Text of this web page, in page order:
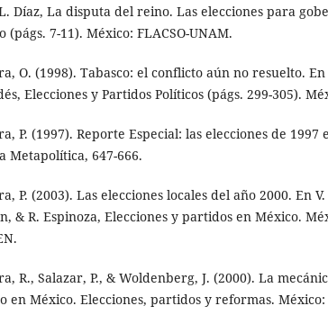
Díaz, La disputa del reino. Las elecciones para
(págs. 7-11). México: FLACSO-UNAM.
O. (1998). Tabasco: el conflicto aún no resuelto.
Elecciones y Partidos Políticos (págs. 299-305).
P. (1997). Reporte Especial: las elecciones de 1997
Metapolítica, 647-666.
P. (2003). Las elecciones locales del año 2000. En
& R. Espinoza, Elecciones y partidos en México.
R., Salazar, P., & Woldenberg, J. (2000). La
en México. Elecciones, partidos y reformas.